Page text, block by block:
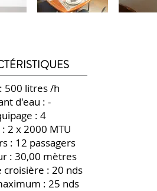
500 litres /h
d'eau : -
: 4
2 x 2000 MTU
: 12 passagers
: 30,00 mètres
croisière : 20 nds
: 25 nds